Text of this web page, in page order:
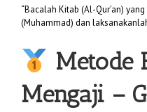
“Bacalah Kitab (Al-Qur’an)
(Muhammad) dan
Metode
Mengaji –